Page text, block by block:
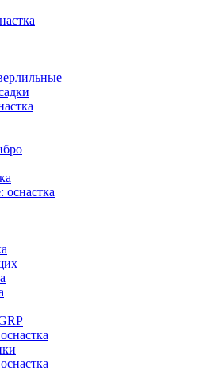
оснастка